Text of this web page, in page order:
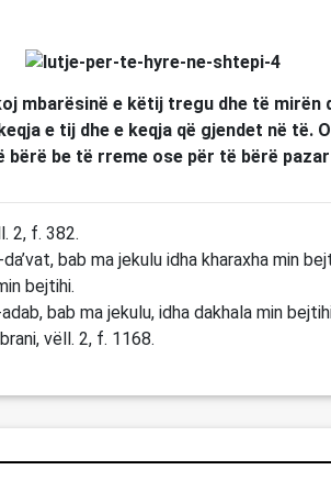
mbarësinë e këtij tregu dhe të mirën
e tij dhe e keqja që gjendet në të.
bërë be të rreme ose për të bërë
2, f. 382.
bab ma jekulu idha kharaxha min
bejtihi.
bab ma jekulu, idha dakhala min
vëll. 2, f. 1168.